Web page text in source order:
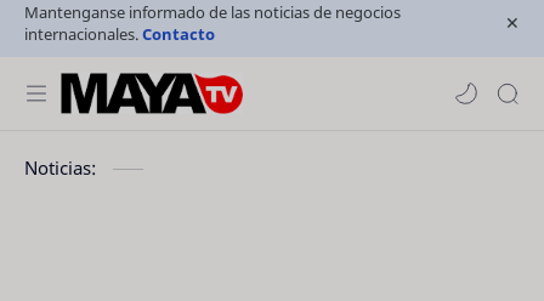
Mantenganse informado de las noticias de negocios
internacionales.Contacto
Noticias: